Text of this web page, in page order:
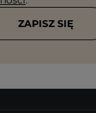
ZAPISZ SIĘ